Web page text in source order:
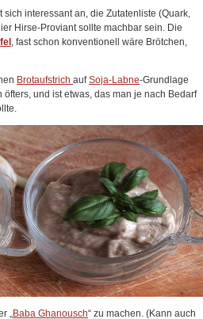
sich interessant an, die Zutatenliste (Quark,
Hirse-Proviant sollte machbar sein. Die
, fast schon konventionell wäre Brötchen,
Brotaufstrich aufSoja-Labne-Grundlage
und ist etwas, das man je nach Bedarf
„Baba Ghanousch“ zu machen. (Kann auch